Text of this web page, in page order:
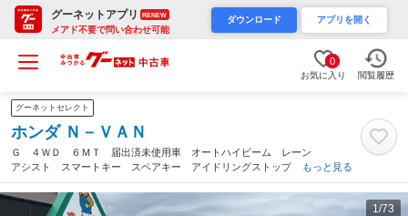
グーネットアプリ RENEW
メアド不要で問い合わせ可能
ダウンロード アプリを開く
0
お気に入り 閲覧履歴
グーネットセレクト
ホンダ Ｎ－ＶＡＮ
Ｇ ４ＷＤ ６ＭＴ 届出済未使用車 オートハイビーム レーン
アシスト スマートキー スペアキー アイドリングストップ Ａ
ＢＳ ＥＳＣ オートハイビーム ミラーヒーター 取扱説明書
ヘッドライトレベライザー オーディオレス（長野県）
もっと見る
1 /73